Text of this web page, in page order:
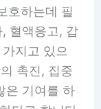
호하는데 필
혈액응고, 갑
지고 있으
촉진, 집중
은 기여를 하